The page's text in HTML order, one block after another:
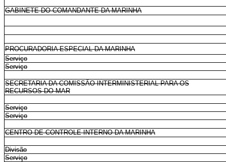
GABINETE DO COMANDANTE DA MARINHA
PROCURADORIA ESPECIAL DA MARINHA
Serviço
Serviço
SECRETARIA DA COMISSÃO INTERMINISTERIAL PARA OS
RECURSOS DO MAR
Serviço
Serviço
CENTRO DE CONTROLE INTERNO DA MARINHA
Divisão
Serviço